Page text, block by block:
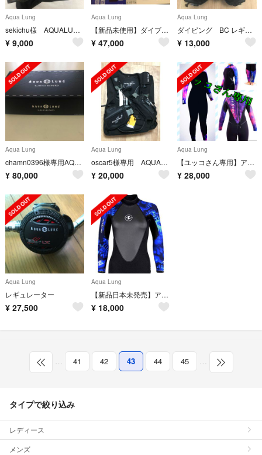
Aqua Lung
sekichu様 AQUALUNG ダイビング BC アクアラング サイズＭ
¥ 9,000
Aqua Lung
【新品未使用】ダイブコンピューター カルムプラス
¥ 47,000
Aqua Lung
ダイビング BC レギュレター クエスト ダイビングベル 他
¥ 13,000
Aqua Lung
chamn0396様専用AQUALUNGレジェンド LX レギュレーター
¥ 80,000
Aqua Lung
oscar5様専用 AQUALUNG アクアラング ディメンションｉ３
¥ 20,000
Aqua Lung
【ユッコさん専用】アクアラング5mmダイビングレディース ウエットスーツ
¥ 28,000
Aqua Lung
レギュレーター
¥ 27,500
Aqua Lung
【新品日本未発売】アクアラングダイビング用レディースウエットスーツ3mm
¥ 18,000
… 41 42 43 44 45 …
タイプで絞り込み
レディース
メンズ